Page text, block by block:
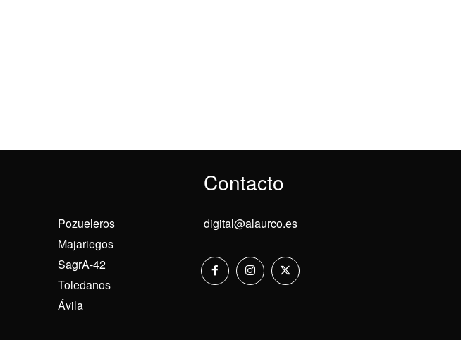
Contacto
Pozueleros
Majariegos
SagrA-42
Toledanos
Ávila
digital@alaurco.es